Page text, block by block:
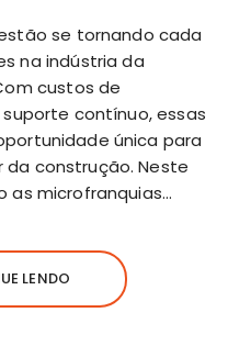
se tornando cada
na indústria da
custos de
contínuo, essas
única para
construção. Neste
as microfranquias…
LENDO